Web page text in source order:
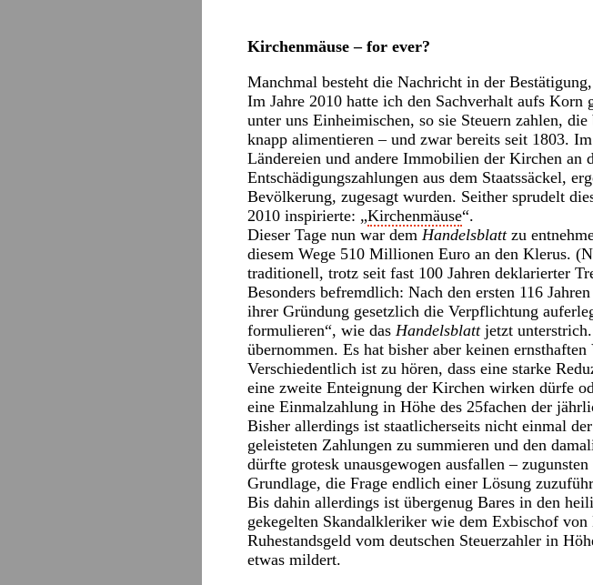
Kirchenmäuse – for ever?
Manchmal besteht die Nachricht in der
Im Jahre 2010 hatte ich den Sachverhalt aufs Korn
unter uns Einheimischen, so sie Steuern zahlen,
knapp alimentieren – und zwar bereits seit 1803.
Ländereien und andere Immobilien der Kirchen an
Entschädigungszahlungen aus dem Staatssäckel,
Bevölkerung, zugesagt wurden. Seither sprudelt
2010 inspirierte: „Kirchenmäuse“.
Dieser Tage nun war dem Handelsblattzu
diesem Wege 510 Millionen Euro an den Klerus.
traditionell, trotz seit fast 100 Jahren deklarierter
Besonders befremdlich: Nach den ersten 116
ihrer Gründung gesetzlich die Verpflichtung
formulieren“, wie das Handelsblattjetzt unterstrich.
übernommen. Es hat bisher aber keinen
Verschiedentlich ist zu hören, dass eine starke
eine zweite Enteignung der Kirchen wirken dürfe
eine Einmalzahlung in Höhe des 25fachen der
Bisher allerdings ist staatlicherseits nicht einmal
geleisteten Zahlungen zu summieren und den
dürfte grotesk unausgewogen ausfallen –
Grundlage, die Frage endlich einer Lösung
Bis dahin allerdings ist übergenug Bares in den
gekegelten Skandalkleriker wie dem Exbischof
Ruhestandsgeld vom deutschen Steuerzahler in
etwas mildert.